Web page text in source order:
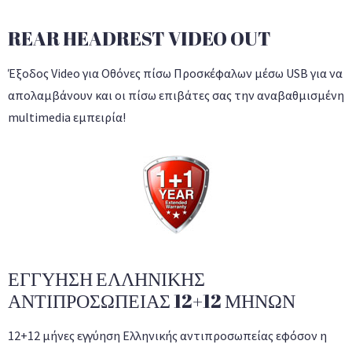
REAR HEADREST VIDEO OUT
Έξοδος Video για Οθόνες πίσω Προσκέφαλων μέσω USB για να
απολαμβάνουν και οι πίσω επιβάτες σας την αναβαθμισμένη
multimedia εμπειρία!
ΕΓΓΥΗΣΗ ΕΛΛΗΝΙΚΗΣ
ΑΝΤΙΠΡΟΣΩΠΕΙΑΣ 12+12 ΜΗΝΩΝ
12+12 μήνες εγγύηση Ελληνικής αντιπροσωπείας εφόσον η